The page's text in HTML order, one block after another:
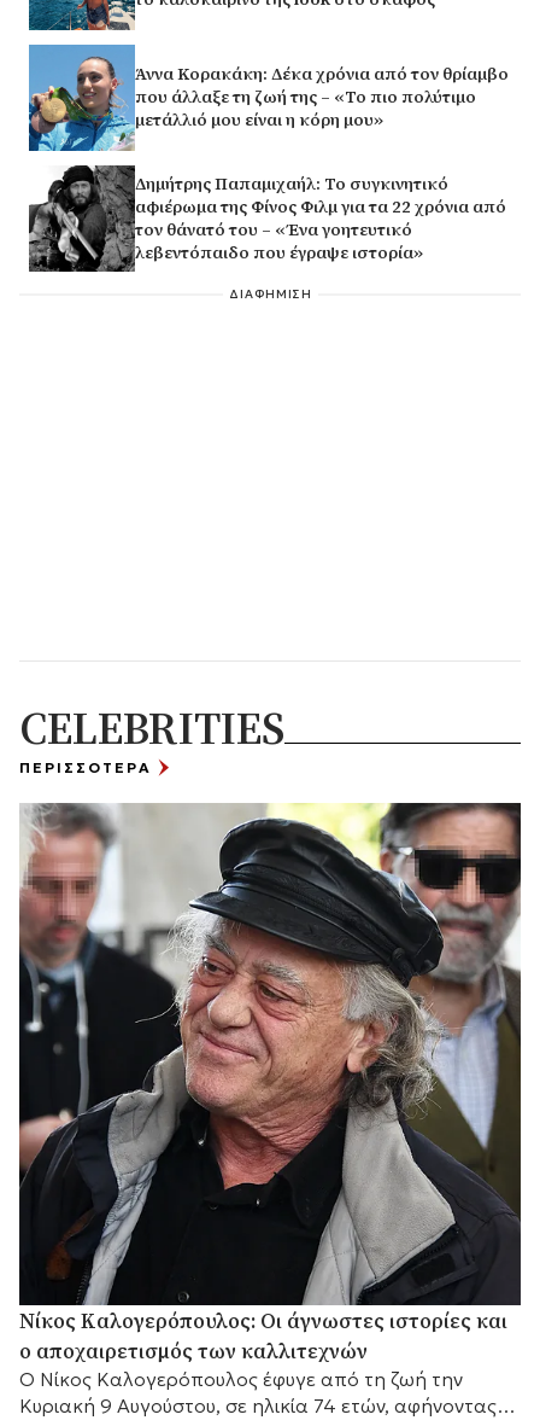
Άννα Κορακάκη: Δέκα χρόνια από τον θρίαμβο
που άλλαξε τη ζωή της – «Το πιο πολύτιμο
μετάλλιό μου είναι η κόρη μου»
Δημήτρης Παπαμιχαήλ: Το συγκινητικό
αφιέρωμα της Φίνος Φιλμ για τα 22 χρόνια από
τον θάνατό του – «Ένα γοητευτικό
λεβεντόπαιδο που έγραψε ιστορία»
ΔΙΑΦΗΜΙΣΗ
CELEBRITIES
ΠΕΡΙΣΣΟΤΕΡΑ
Νίκος Καλογερόπουλος: Οι άγνωστες ιστορίες και
ο αποχαιρετισμός των καλλιτεχνών
Ο Νίκος Καλογερόπουλος έφυγε από τη ζωή την
Κυριακή 9 Αυγούστου, σε ηλικία 74 ετών, αφήνοντας